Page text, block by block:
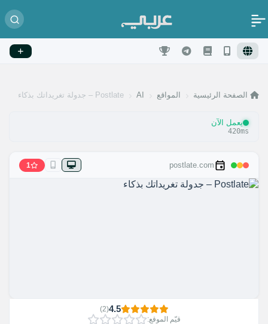
الصفحة الرئيسية المواقع AI Postlate – جدولة تغريداتك بذكاء
يعمل الآن
420ms
postlate.com
1
4.5
(
2
)
قيّم الموقع: